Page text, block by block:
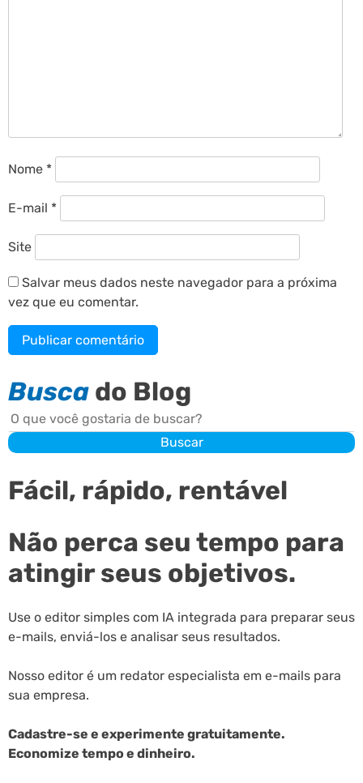
Nome *
E-mail *
Site
Salvar meus dados neste navegador para a próxima
vez que eu comentar.
Busca do Blog
Buscar
Buscar
Fácil, rápido, rentável
Não perca seu tempo para
atingir seus objetivos.
Use o editor simples com IA integrada para preparar seus
e-mails, enviá-los e analisar seus resultados.
Nosso editor é um redator especialista em e-mails para
sua empresa.
Cadastre-se e experimente gratuitamente.
Economize tempo e dinheiro.